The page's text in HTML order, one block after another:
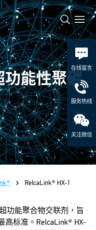
在线留言
服务热线
关注微信
超功能性聚碳
RelcaLink® HX-1
功能聚合物交联剂，旨
标准。RelcaLink® HX-